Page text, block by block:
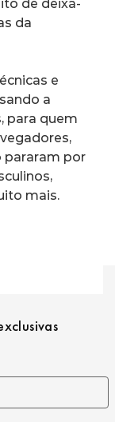
de deixá-
da
e
a
para quem
pararam por
mais.